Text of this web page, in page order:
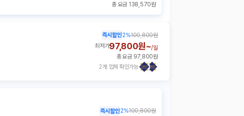
총 요금 138,570원
2개 업체 확인가능
즉시할인2%100,800원
최저가97,800원~/일
총 요금 97,800원
즉시할인2%100,800원